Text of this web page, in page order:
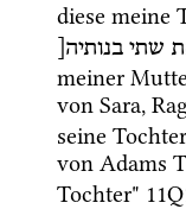
diese meine
שתי בנותיה[
meiner
von Sara,
seine
von Adams
Tochter"